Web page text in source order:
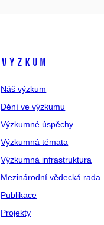
Výzkum
Náš výzkum
Dění ve výzkumu
Výzkumné úspěchy
Výzkumná témata
Výzkumná infrastruktura
Mezinárodní vědecká rada
Publikace
Projekty